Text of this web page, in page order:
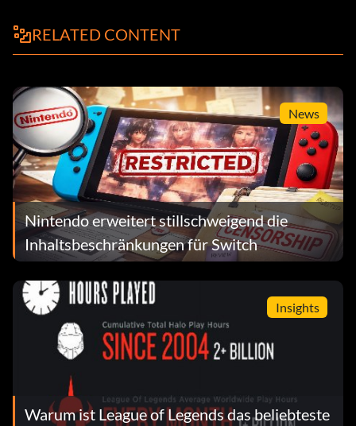
RELATED CONTENT
News
Nintendo erweitert stillschweigend die
Inhaltsbeschränkungen für Switch
Insights
Warum ist League of Legends das beliebteste